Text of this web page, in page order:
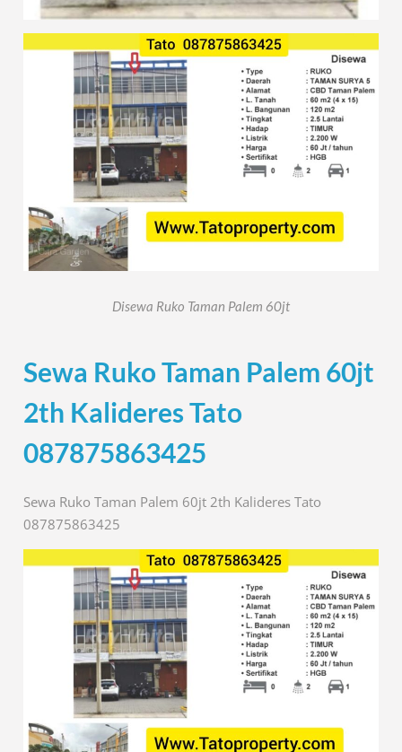
Disewa Ruko Taman Palem 60jt
Sewa Ruko Taman Palem 60jt
2th Kalideres Tato
087875863425
Sewa Ruko Taman Palem 60jt 2th Kalideres Tato
087875863425